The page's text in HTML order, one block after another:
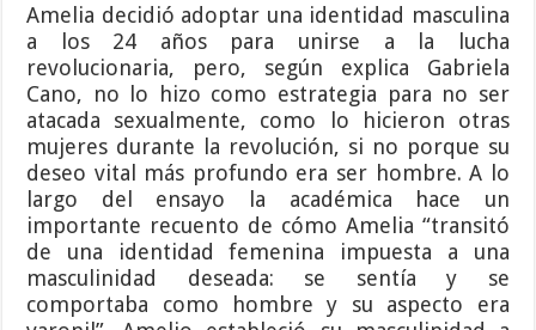
Amelia decidió adoptar una identidad masculina
a los 24 años para unirse a la lucha
revolucionaria, pero, según explica Gabriela
Cano, no lo hizo como estrategia para no ser
atacada sexualmente, como lo hicieron otras
mujeres durante la revolución, si no porque su
deseo vital más profundo era ser hombre. A lo
largo del ensayo la académica hace un
importante recuento de cómo Amelia “transitó
de una identidad femenina impuesta a una
masculinidad deseada: se sentía y se
comportaba como hombre y su aspecto era